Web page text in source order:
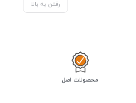
رفتن به بالا
محصولات اصل